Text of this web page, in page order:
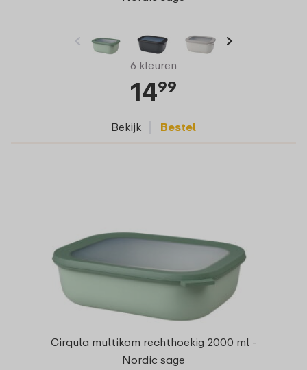
6 kleuren
1499
Bekijk Bestel
Cirqula multikom rechthoekig 2000 ml -
Nordic sage